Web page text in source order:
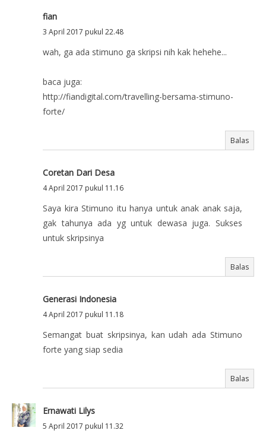
fian
3 April 2017 pukul 22.48
wah, ga ada stimuno ga skripsi nih kak hehehe...
baca juga:
http://fiandigital.com/travelling-bersama-stimuno-
forte/
Balas
Coretan Dari Desa
4 April 2017 pukul 11.16
Saya kira Stimuno itu hanya untuk anak anak saja,
gak tahunya ada yg untuk dewasa juga. Sukses
untuk skripsinya
Balas
Generasi Indonesia
4 April 2017 pukul 11.18
Semangat buat skripsinya, kan udah ada Stimuno
forte yang siap sedia
Balas
Ernawati Lilys
5 April 2017 pukul 11.32